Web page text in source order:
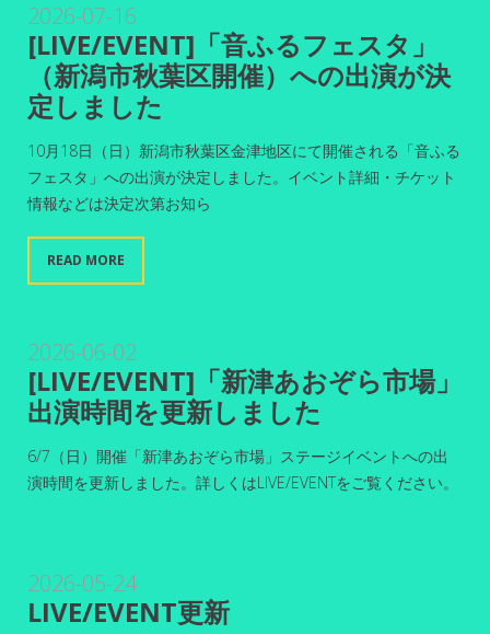
2026-07-16
[LIVE/EVENT]「音ふるフェスタ」
（新潟市秋葉区開催）への出演が決
定しました
10月18日（日）新潟市秋葉区金津地区にて開催される「音ふる
フェスタ」への出演が決定しました。イベント詳細・チケット
情報などは決定次第お知ら
READ MORE
2026-06-02
[LIVE/EVENT]「新津あおぞら市場」
出演時間を更新しました
6/7（日）開催「新津あおぞら市場」ステージイベントへの出
演時間を更新しました。詳しくはLIVE/EVENTをご覧ください。
2026-05-24
LIVE/EVENT更新